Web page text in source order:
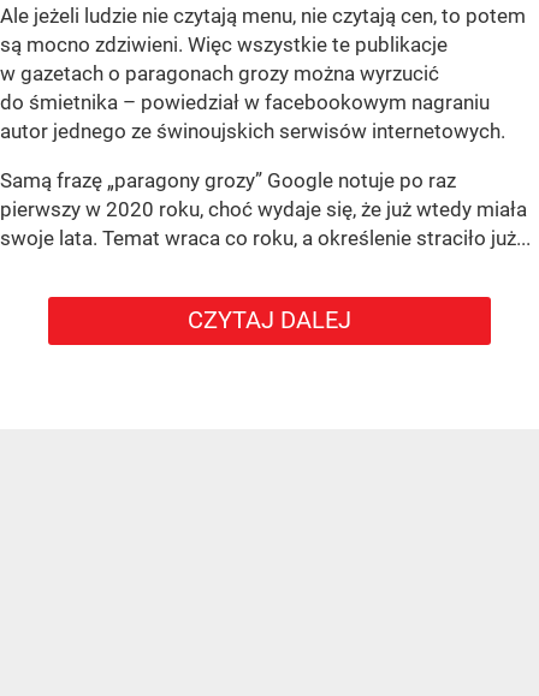
Ale jeżeli ludzie nie czytają menu, nie czytają cen, to potem
są mocno zdziwieni. Więc wszystkie te publikacje
w gazetach o paragonach grozy można wyrzucić
do śmietnika – powiedział w facebookowym nagraniu
autor jednego ze świnoujskich serwisów internetowych.
Samą frazę „paragony grozy” Google notuje po raz
pierwszy w 2020 roku, choć wydaje się, że już wtedy miała
swoje lata. Temat wraca co roku, a określenie straciło już...
CZYTAJ DALEJ